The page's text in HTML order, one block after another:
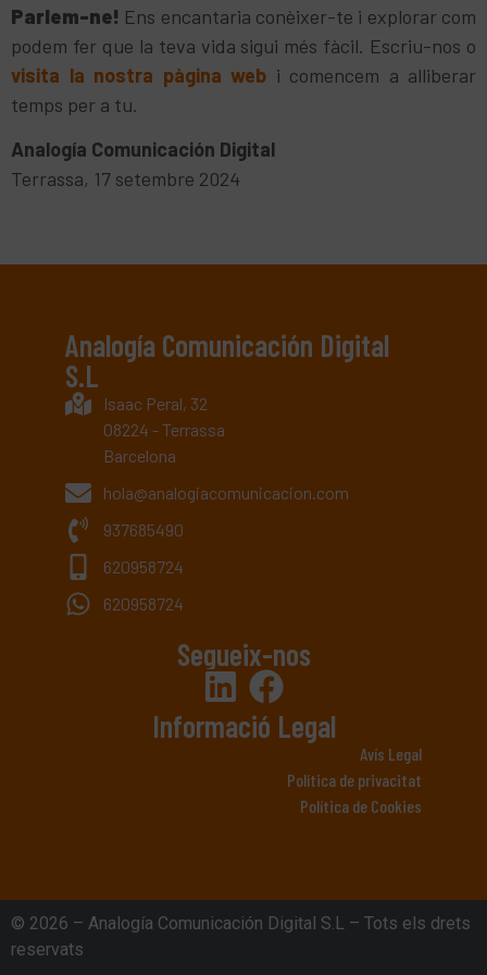
Parlem-ne! Ens encantaria conèixer-te i explorar com
podem fer que la teva vida sigui més fàcil. Escriu-nos o
visita la nostra pàgina web i comencem a alliberar
temps per a tu.
Analogía Comunicación Digital
Terrassa, 17 setembre 2024
Analogía Comunicación Digital
S.L
Isaac Peral, 32
08224 - Terrassa
Barcelona
hola@analogiacomunicacion.com
937685490
620958724
620958724
Segueix-nos
Informació Legal
Avís Legal
Política de privacitat
Política de Cookies
© 2026 – Analogía Comunicación Digital S.L – Tots els drets
reservats